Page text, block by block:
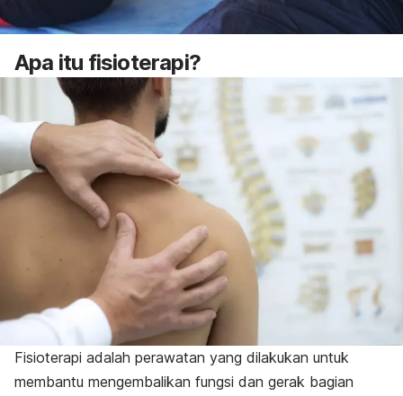
Apa itu fisioterapi?
Fisioterapi adalah perawatan yang dilakukan untuk
membantu mengembalikan fungsi dan gerak bagian